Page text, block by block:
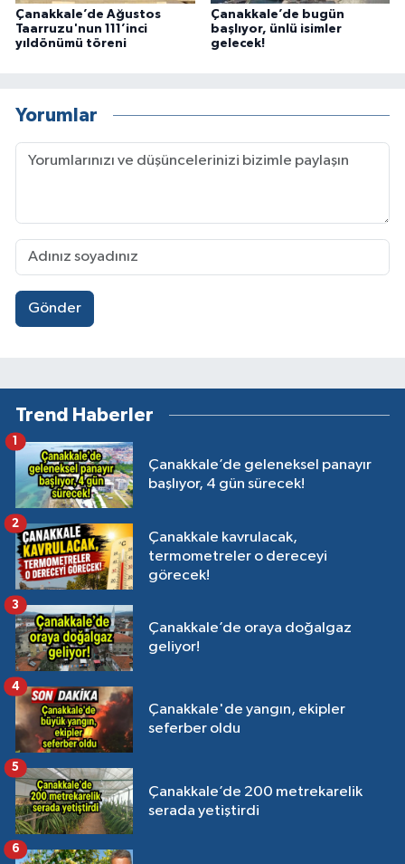
Çanakkale’de Ağustos
Taarruzu'nun 111’inci
yıldönümü töreni
Çanakkale’de bugün
başlıyor, ünlü isimler
gelecek!
Yorumlar
Gönder
Trend Haberler
Çanakkale’de geleneksel panayır
başlıyor, 4 gün sürecek!
1
Çanakkale kavrulacak,
termometreler o dereceyi
görecek!
2
Çanakkale’de oraya doğalgaz
geliyor!
3
Çanakkale'de yangın, ekipler
seferber oldu
4
Çanakkale’de 200 metrekarelik
serada yetiştirdi
5
6